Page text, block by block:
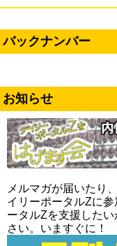
バックナンバー
お知らせ
メルマガが届いたり
イリーポータルZに
ータルZを支援した
さい。いますぐに！